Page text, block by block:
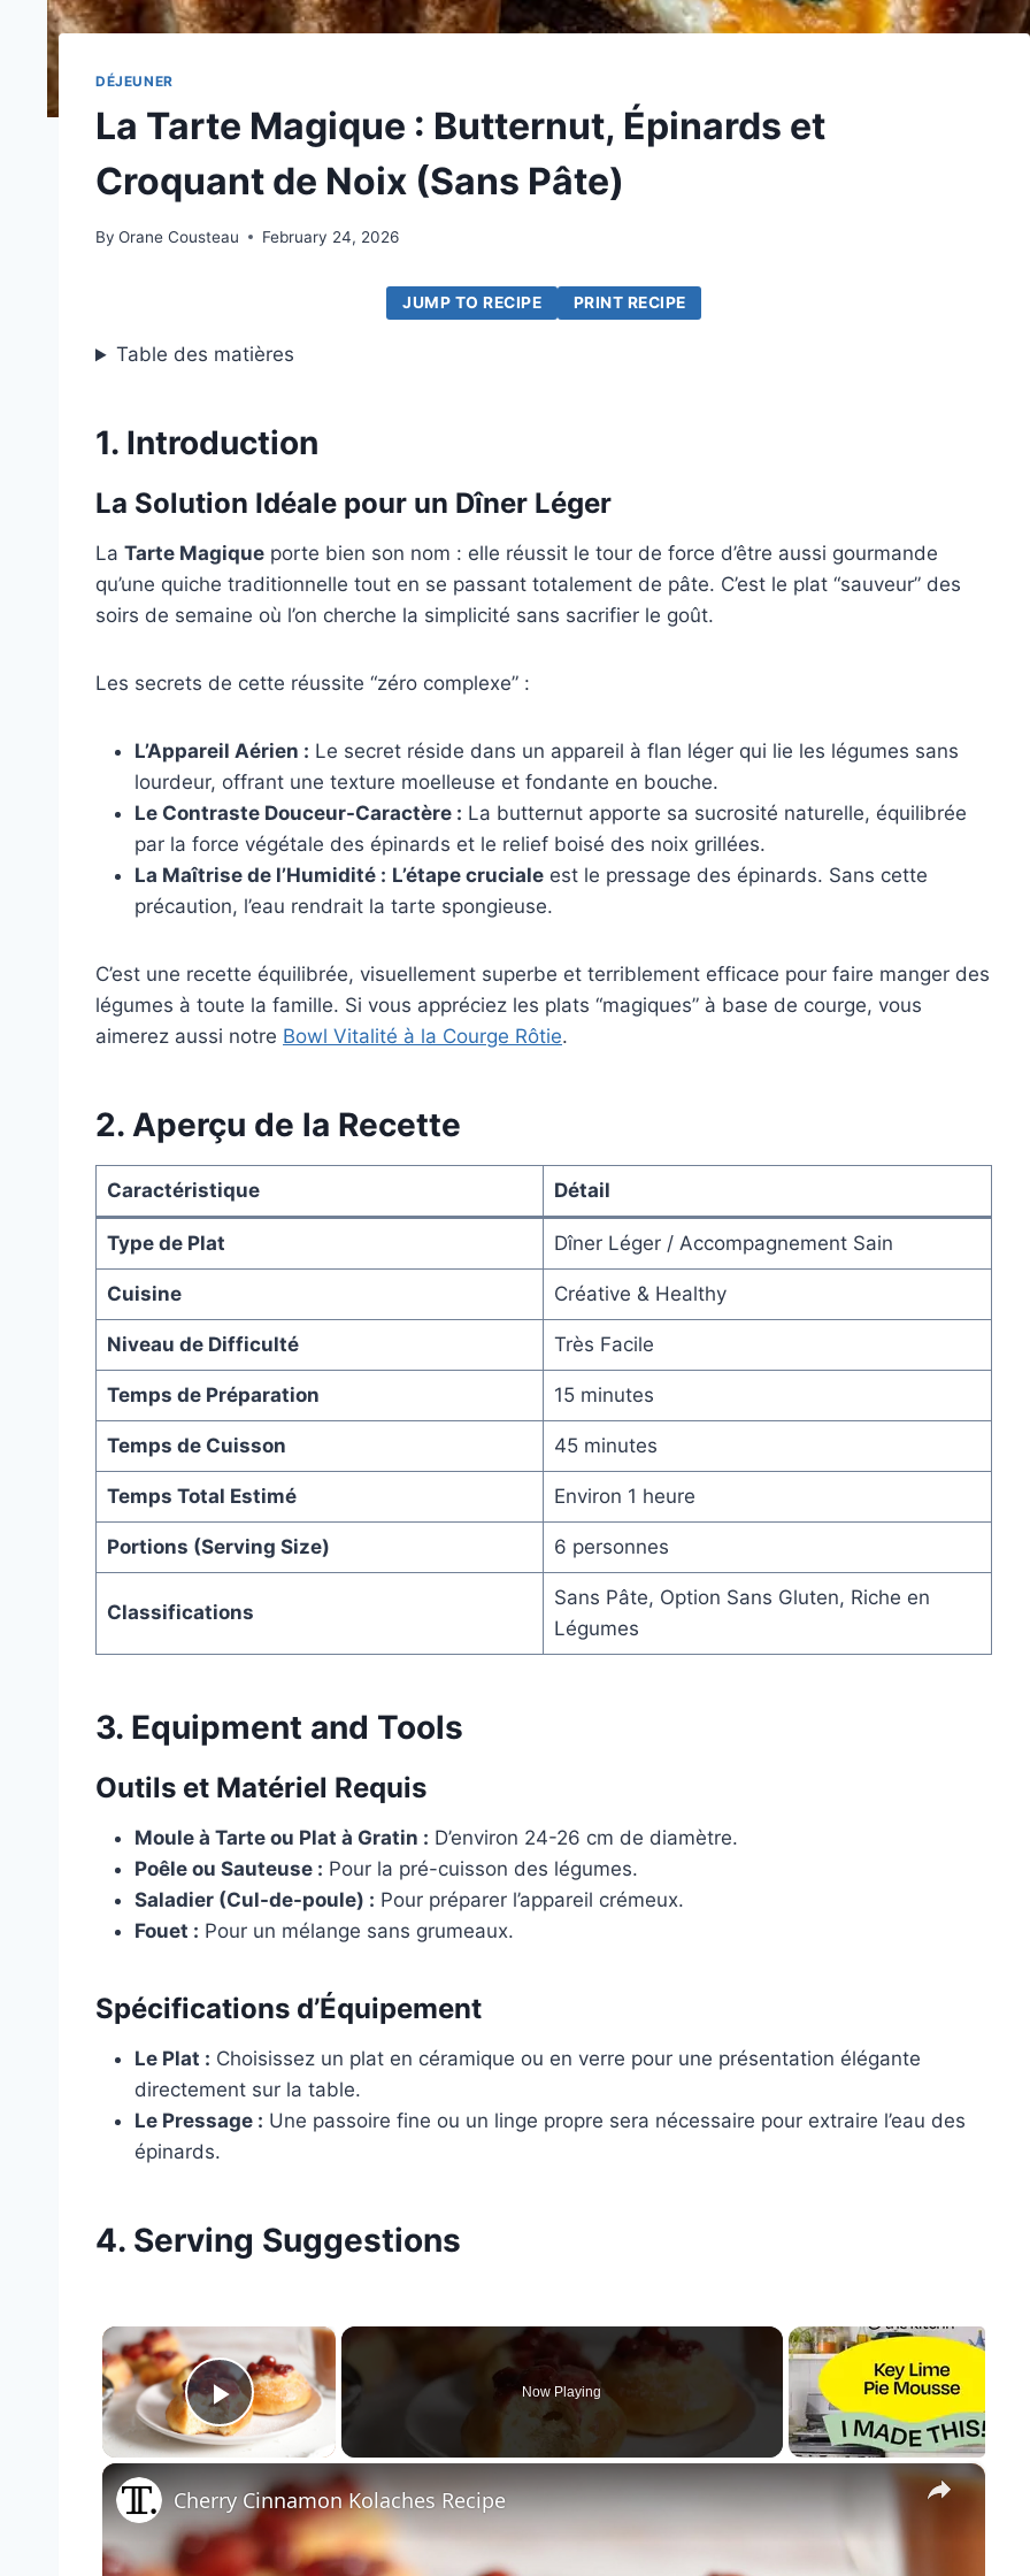
DÉJEUNER
La Tarte Magique : Butternut, Épinards et
Croquant de Noix (Sans Pâte)
By Orane Cousteau February 24, 2026
JUMP TO RECIPE PRINT RECIPE
Table des matières
1. Introduction
La Solution Idéale pour un Dîner Léger
La Tarte Magique porte bien son nom : elle réussit le tour de force d’être aussi gourmande
qu’une quiche traditionnelle tout en se passant totalement de pâte. C’est le plat “sauveur” des
soirs de semaine où l’on cherche la simplicité sans sacrifier le goût.
Les secrets de cette réussite “zéro complexe” :
L’Appareil Aérien : Le secret réside dans un appareil à flan léger qui lie les légumes sans
lourdeur, offrant une texture moelleuse et fondante en bouche.
Le Contraste Douceur-Caractère : La butternut apporte sa sucrosité naturelle, équilibrée
par la force végétale des épinards et le relief boisé des noix grillées.
La Maîtrise de l’Humidité : L’étape cruciale est le pressage des épinards. Sans cette
précaution, l’eau rendrait la tarte spongieuse.
C’est une recette équilibrée, visuellement superbe et terriblement efficace pour faire manger des
légumes à toute la famille. Si vous appréciez les plats “magiques” à base de courge, vous
aimerez aussi notre Bowl Vitalité à la Courge Rôtie.
2. Aperçu de la Recette
Caractéristique Détail
Type de Plat Dîner Léger / Accompagnement Sain
Cuisine Créative & Healthy
Niveau de Difficulté Très Facile
Temps de Préparation 15 minutes
Temps de Cuisson 45 minutes
Temps Total Estimé Environ 1 heure
Portions (Serving Size) 6 personnes
Classifications
Sans Pâte, Option Sans Gluten, Riche en
Légumes
3. Equipment and Tools
Outils et Matériel Requis
Moule à Tarte ou Plat à Gratin : D’environ 24-26 cm de diamètre.
Poêle ou Sauteuse : Pour la pré-cuisson des légumes.
Saladier (Cul-de-poule) : Pour préparer l’appareil crémeux.
Fouet : Pour un mélange sans grumeaux.
Spécifications d’Équipement
Le Plat : Choisissez un plat en céramique ou en verre pour une présentation élégante
directement sur la table.
Le Pressage : Une passoire fine ou un linge propre sera nécessaire pour extraire l’eau des
épinards.
4. Serving Suggestions
×
Play Video
Now Playing
×
Cherry Cinnamon Kolaches Recipe